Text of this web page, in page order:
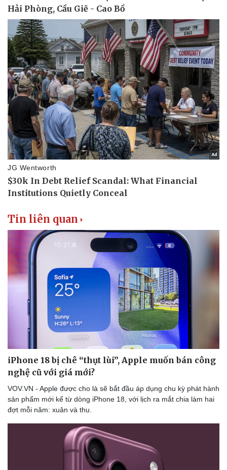
Thể thao
Bóng đá
Lịch thi đấu bóng đá
Ô tô - Xe máy
Xe máy
Tin liên quan
iPhone 18 bị chê “thụt lùi”, Apple muốn bán công
nghệ cũ với giá mới?
VOV.VN - Apple được cho là sẽ bắt đầu áp dụng chu kỳ phát hành
sản phẩm mới kể từ dòng iPhone 18, với lịch ra mắt chia làm hai
đợt mỗi năm: xuân và thu.